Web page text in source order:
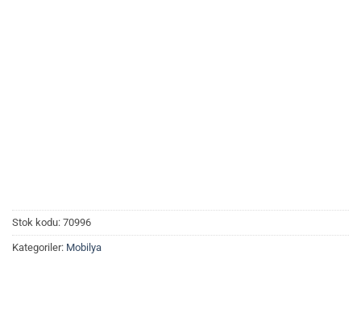
Stok kodu: 70996
Kategoriler: Mobilya